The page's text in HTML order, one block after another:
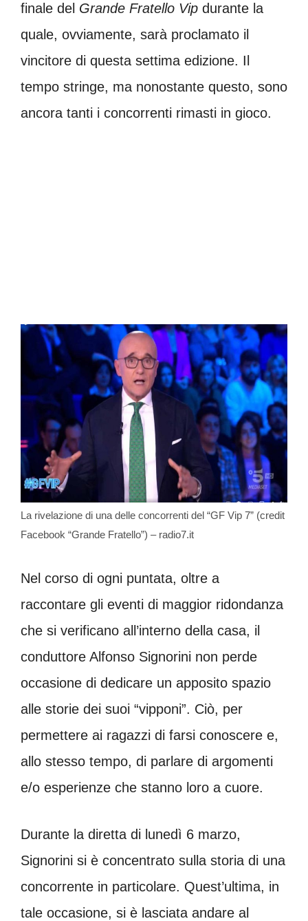
finale del Grande Fratello Vip durante la
quale, ovviamente, sarà proclamato il
vincitore di questa settima edizione. Il
tempo stringe, ma nonostante questo, sono
ancora tanti i concorrenti rimasti in gioco.
La rivelazione di una delle concorrenti del “GF Vip 7” (credit
Facebook “Grande Fratello”) – radio7.it
Nel corso di ogni puntata, oltre a
raccontare gli eventi di maggior ridondanza
che si verificano all’interno della casa, il
conduttore Alfonso Signorini non perde
occasione di dedicare un apposito spazio
alle storie dei suoi “vipponi”. Ciò, per
permettere ai ragazzi di farsi conoscere e,
allo stesso tempo, di parlare di argomenti
e/o esperienze che stanno loro a cuore.
Durante la diretta di lunedì 6 marzo,
Signorini si è concentrato sulla storia di una
concorrente in particolare. Quest’ultima, in
tale occasione, si è lasciata andare al